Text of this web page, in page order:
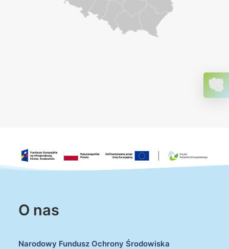
O nas
Narodowy Fundusz Ochrony Środowiska